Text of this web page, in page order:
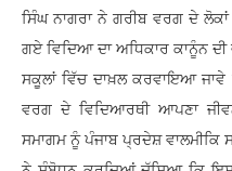
ਸਿੰਘ ਨਾਗਰਾ ਨੇ ਗਰੀਬ ਵਰਗ ਦੇ
ਗਏ ਵਿਦਿਆ ਦਾ ਅਧਿਕਾਰ ਕਾਨੂੰਨ
ਸਕੂਲਾਂ ਵਿੱਚ ਦਾਖ਼ਲ ਕਰਵਾਇਆ
ਵਰਗ ਦੇ ਵਿਦਿਆਰਥੀ ਆਪਣਾ
ਸਮਾਗਮ ਨੂੰ ਪੰਜਾਬ ਪ੍ਰਦੇਸ਼ ਵਾਲਮੀਕਿ